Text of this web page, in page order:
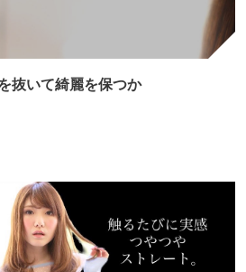
抜いて綺麗を保つか